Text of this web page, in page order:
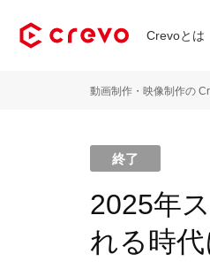
Crevoとは
動画制作・映像制作の
終了
2025年
れる時